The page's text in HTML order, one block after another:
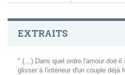
EXTRAITS
" (…) Dans quel ordre l'amour doit-il
glisser à l'intérieur d'un couple déjà